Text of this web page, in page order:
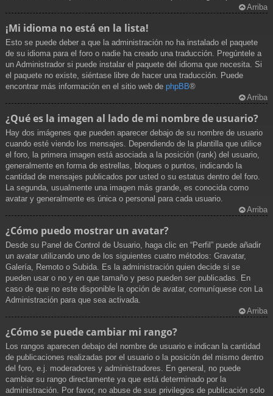
Arriba
¡Mi idioma no está en la lista!
Esto se puede deber a que la administración no ha instalado el paquete
de su idioma para el foro o nadie ha creado una traducción. Pregúntele a
un Administrador si puede instalar el paquete del idioma que necesita. Si
el paquete no existe, siéntase libre de hacer una traducción. Puede
encontrar más información en el sitio web de phpBB®
Arriba
¿Qué es la imagen al lado de mi nombre de usuario?
Hay dos imágenes que pueden aparecer debajo de su nombre de usuario
cuando esté viendo los mensajes. Dependiendo de la plantilla que utilice
el foro, la primera imagen está asociada a la posición (rank) del usuario,
generalmente en forma de estrellas, bloques o puntos, indicando la
cantidad de mensajes publicados por usted o su estatus dentro del foro.
La segunda, usualmente una imagen más grande, es conocida como
avatar y generalmente es única o personal para cada usuario.
Arriba
¿Cómo puedo mostrar un avatar?
Desde su Panel de Control de Usuario, haga clic en “Perfil” puede añadir
un avatar utilizando uno de los siguientes cuatro métodos: Gravatar,
Galería, Remoto o Subida. Es la administración quien decide si se
pueden usar o no y en que tamaño y peso pueden ser publicadas. En
caso de que no este disponible la opción de avatar, comuníquese con La
Administración para que sea activada.
Arriba
¿Cómo se puede cambiar mi rango?
Los rangos aparecen debajo del nombre de usuario e indican la cantidad
de publicaciones realizadas por el usuario o la posición del mismo dentro
del foro, e.j. moderadores y administradores. En general, no puede
cambiar su rango directamente ya que está determinado por la
administración. Por favor, no abuse de sus privilegios de publicación solo